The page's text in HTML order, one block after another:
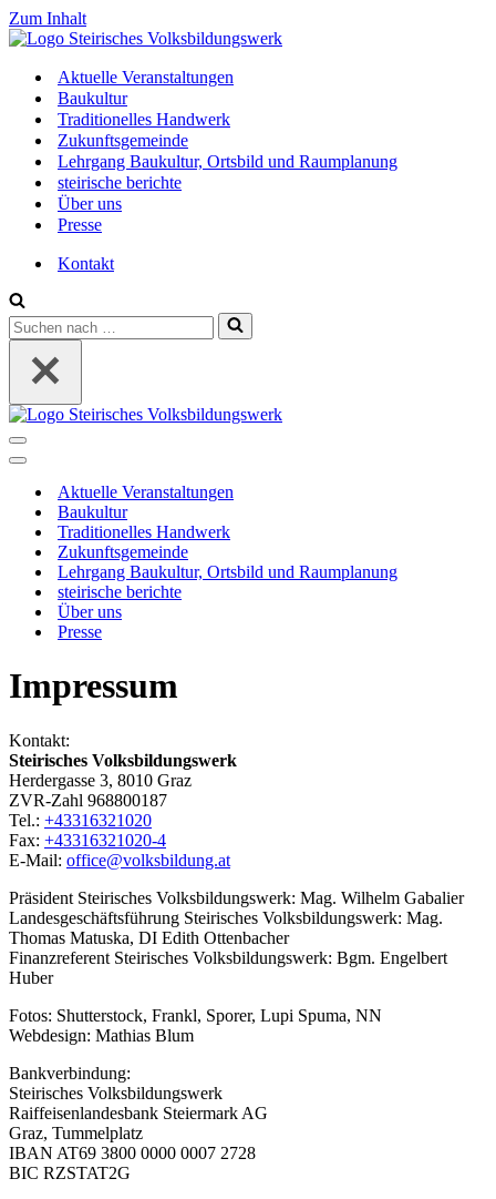
Zum Inhalt
Aktuelle Veranstaltungen
Baukultur
Traditionelles Handwerk
Zukunftsgemeinde
Lehrgang Baukultur, Ortsbild und Raumplanung
steirische berichte
Über uns
Presse
Kontakt
Suchen
nach …
Navigations-
Menü
Navigations-
Aktuelle Veranstaltungen
Baukultur
Traditionelles Handwerk
Zukunftsgemeinde
Lehrgang Baukultur, Ortsbild und Raumplanung
steirische berichte
Über uns
Presse
Impressum
Kontakt:
Steirisches Volksbildungswerk
Herdergasse 3, 8010 Graz
ZVR-Zahl 968800187
Tel.: +43316321020
Fax: +43316321020-4
E-Mail: office@volksbildung.at
Präsident Steirisches Volksbildungswerk: Mag. Wilhelm Gabalier
Landesgeschäftsführung Steirisches Volksbildungswerk: Mag.
Thomas Matuska, DI Edith Ottenbacher
Finanzreferent Steirisches Volksbildungswerk: Bgm. Engelbert
Huber
Fotos: Shutterstock, Frankl, Sporer, Lupi Spuma, NN
Webdesign: Mathias Blum
Bankverbindung:
Steirisches Volksbildungswerk
Raiffeisenlandesbank Steiermark AG
Graz, Tummelplatz
IBAN AT69 3800 0000 0007 2728
BIC RZSTAT2G